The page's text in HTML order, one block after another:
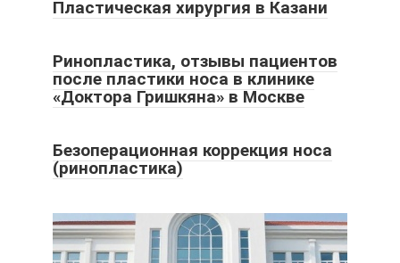
Пластическая хирургия в Казани
Ринопластика, отзывы пациентов
после пластики носа в клинике
«Доктора Гришкяна» в Москве
Безоперационная коррекция носа
(ринопластика)